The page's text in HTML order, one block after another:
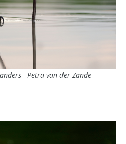
- Petra van der Zande